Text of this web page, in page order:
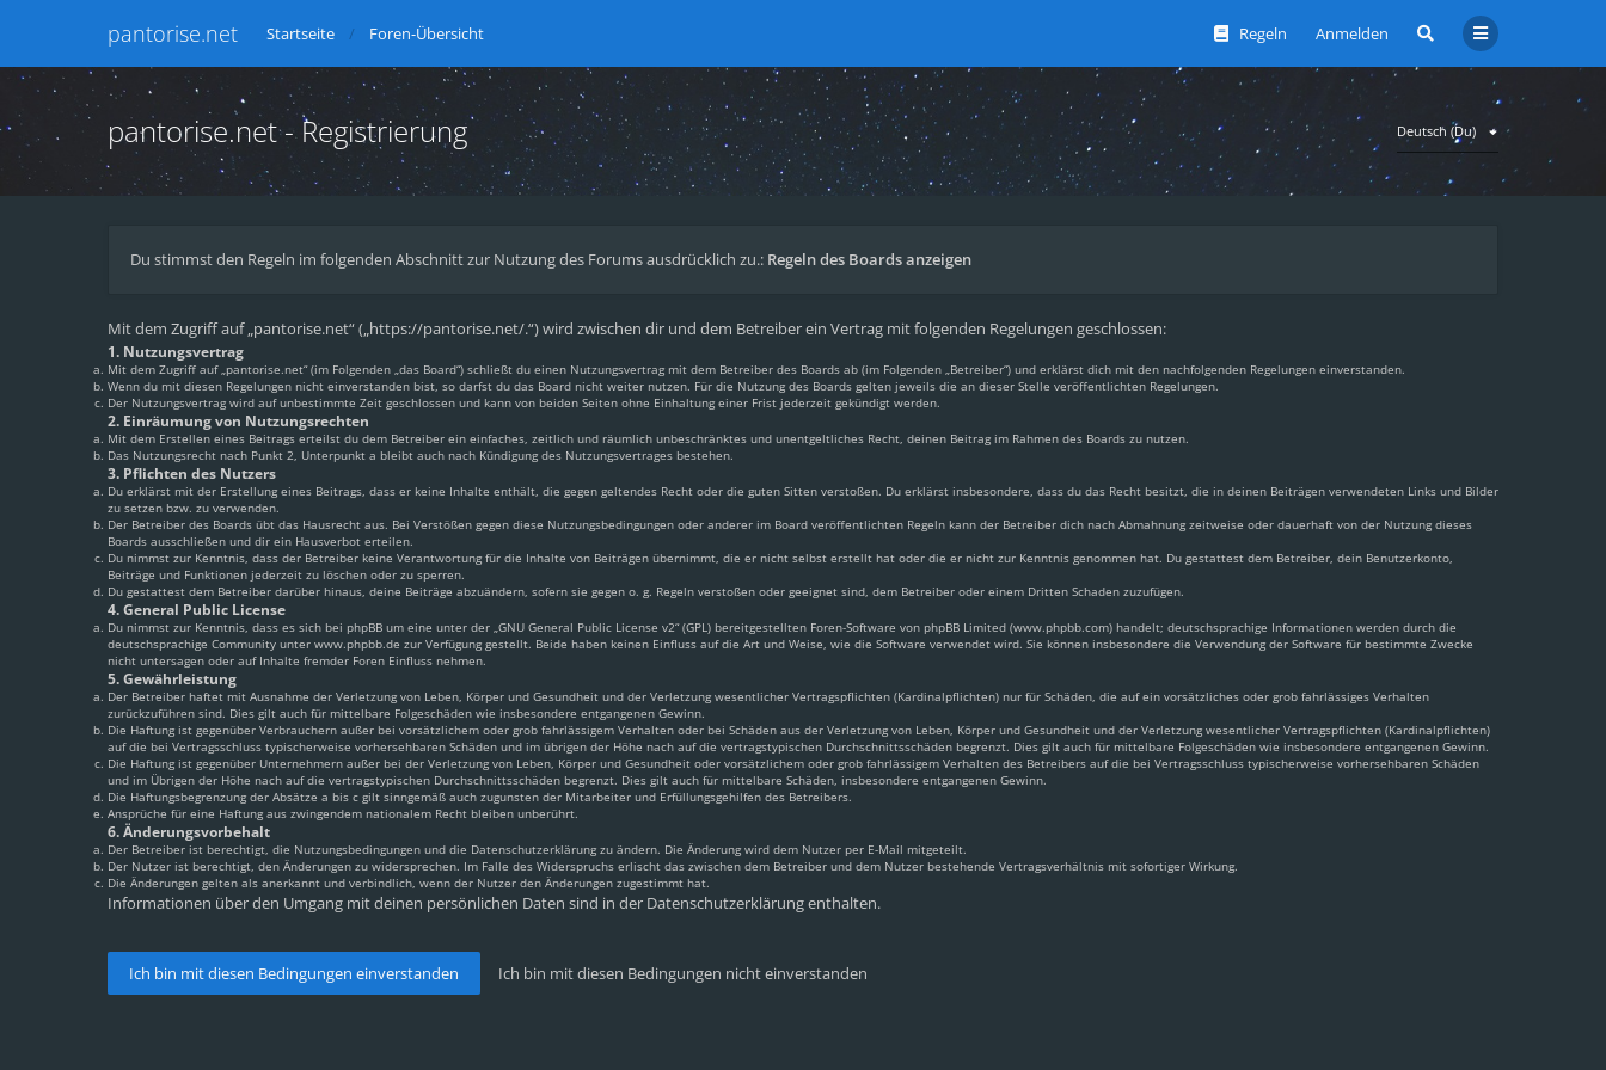
pantorise.net Regeln Anmelden
Startseite Foren-Übersicht
pantorise.net - Registrierung Deutsch (Du)
Du stimmst den Regeln im folgenden Abschnitt zur Nutzung des Forums ausdrücklich zu.: Regeln des Boards anzeigen
Mit dem Zugriff auf „pantorise.net“ („https://pantorise.net/.“) wird zwischen dir und dem Betreiber ein Vertrag mit folgenden Regelungen geschlossen:
1. Nutzungsvertrag
Mit dem Zugriff auf „pantorise.net“ (im Folgenden „das Board“) schließt du einen Nutzungsvertrag mit dem Betreiber des Boards ab (im Folgenden „Betreiber“) und erklärst dich mit den nachfolgenden Regelungen einverstanden.
Wenn du mit diesen Regelungen nicht einverstanden bist, so darfst du das Board nicht weiter nutzen. Für die Nutzung des Boards gelten jeweils die an dieser Stelle veröffentlichten Regelungen.
Der Nutzungsvertrag wird auf unbestimmte Zeit geschlossen und kann von beiden Seiten ohne Einhaltung einer Frist jederzeit gekündigt werden.
2. Einräumung von Nutzungsrechten
Mit dem Erstellen eines Beitrags erteilst du dem Betreiber ein einfaches, zeitlich und räumlich unbeschränktes und unentgeltliches Recht, deinen Beitrag im Rahmen des Boards zu nutzen.
Das Nutzungsrecht nach Punkt 2, Unterpunkt a bleibt auch nach Kündigung des Nutzungsvertrages bestehen.
3. Pflichten des Nutzers
Du erklärst mit der Erstellung eines Beitrags, dass er keine Inhalte enthält, die gegen geltendes Recht oder die guten Sitten verstoßen. Du erklärst insbesondere, dass du das Recht besitzt, die in deinen Beiträgen verwendeten Links und Bilder
zu setzen bzw. zu verwenden.
Der Betreiber des Boards übt das Hausrecht aus. Bei Verstößen gegen diese Nutzungsbedingungen oder anderer im Board veröffentlichten Regeln kann der Betreiber dich nach Abmahnung zeitweise oder dauerhaft von der Nutzung dieses
Boards ausschließen und dir ein Hausverbot erteilen.
Du nimmst zur Kenntnis, dass der Betreiber keine Verantwortung für die Inhalte von Beiträgen übernimmt, die er nicht selbst erstellt hat oder die er nicht zur Kenntnis genommen hat. Du gestattest dem Betreiber, dein Benutzerkonto,
Beiträge und Funktionen jederzeit zu löschen oder zu sperren.
Du gestattest dem Betreiber darüber hinaus, deine Beiträge abzuändern, sofern sie gegen o. g. Regeln verstoßen oder geeignet sind, dem Betreiber oder einem Dritten Schaden zuzufügen.
4. General Public License
Du nimmst zur Kenntnis, dass es sich bei phpBB um eine unter der „GNU General Public License v2“ (GPL) bereitgestellten Foren-Software von phpBB Limited (www.phpbb.com) handelt; deutschsprachige Informationen werden durch die
deutschsprachige Community unter www.phpbb.de zur Verfügung gestellt. Beide haben keinen Einfluss auf die Art und Weise, wie die Software verwendet wird. Sie können insbesondere die Verwendung der Software für bestimmte Zwecke
nicht untersagen oder auf Inhalte fremder Foren Einfluss nehmen.
5. Gewährleistung
Der Betreiber haftet mit Ausnahme der Verletzung von Leben, Körper und Gesundheit und der Verletzung wesentlicher Vertragspflichten (Kardinalpflichten) nur für Schäden, die auf ein vorsätzliches oder grob fahrlässiges Verhalten
zurückzuführen sind. Dies gilt auch für mittelbare Folgeschäden wie insbesondere entgangenen Gewinn.
Die Haftung ist gegenüber Verbrauchern außer bei vorsätzlichem oder grob fahrlässigem Verhalten oder bei Schäden aus der Verletzung von Leben, Körper und Gesundheit und der Verletzung wesentlicher Vertragspflichten (Kardinalpflichten)
auf die bei Vertragsschluss typischerweise vorhersehbaren Schäden und im übrigen der Höhe nach auf die vertragstypischen Durchschnittsschäden begrenzt. Dies gilt auch für mittelbare Folgeschäden wie insbesondere entgangenen Gewinn.
Die Haftung ist gegenüber Unternehmern außer bei der Verletzung von Leben, Körper und Gesundheit oder vorsätzlichem oder grob fahrlässigem Verhalten des Betreibers auf die bei Vertragsschluss typischerweise vorhersehbaren Schäden
und im Übrigen der Höhe nach auf die vertragstypischen Durchschnittsschäden begrenzt. Dies gilt auch für mittelbare Schäden, insbesondere entgangenen Gewinn.
Die Haftungsbegrenzung der Absätze a bis c gilt sinngemäß auch zugunsten der Mitarbeiter und Erfüllungsgehilfen des Betreibers.
Ansprüche für eine Haftung aus zwingendem nationalem Recht bleiben unberührt.
6. Änderungsvorbehalt
Der Betreiber ist berechtigt, die Nutzungsbedingungen und die Datenschutzerklärung zu ändern. Die Änderung wird dem Nutzer per E-Mail mitgeteilt.
Der Nutzer ist berechtigt, den Änderungen zu widersprechen. Im Falle des Widerspruchs erlischt das zwischen dem Betreiber und dem Nutzer bestehende Vertragsverhältnis mit sofortiger Wirkung.
Die Änderungen gelten als anerkannt und verbindlich, wenn der Nutzer den Änderungen zugestimmt hat.
Informationen über den Umgang mit deinen persönlichen Daten sind in der Datenschutzerklärung enthalten.